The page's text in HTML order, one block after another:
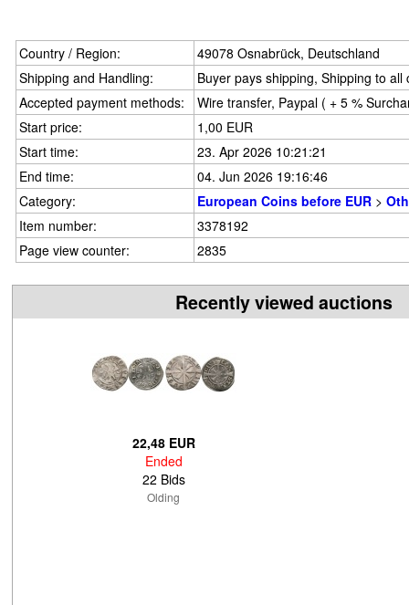
Country / Region:
49078 Osnabrück, Deutschland
Shipping and Handling:
Buyer pays shipping, Shipping to
Accepted payment methods:
Wire transfer, Paypal ( + 5 %
Start price:
1,00 EUR
Start time:
23. Apr 2026 10:21:21
End time:
04. Jun 2026 19:16:46
Category:
European Coins before EUR >
Item number:
3378192
Page view counter:
2835
Recently viewed auctions
22,48 EUR
Ended
22 Bids
Olding